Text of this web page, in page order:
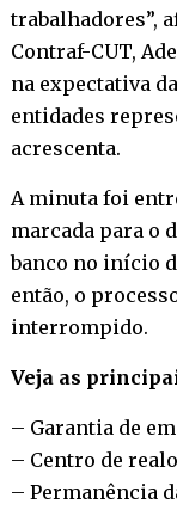
trabalhadores”,
Contraf-CUT,
na expectativa
entidades
acrescenta.
A minuta foi
marcada para o
banco no início
então, o
interrompido.
Veja as
– Garantia de
– Centro de
– Permanência